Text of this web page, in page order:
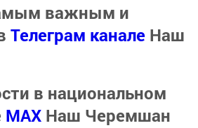
важным и
Телеграм канале Наш
в национальном
MАХ Наш Черемшан